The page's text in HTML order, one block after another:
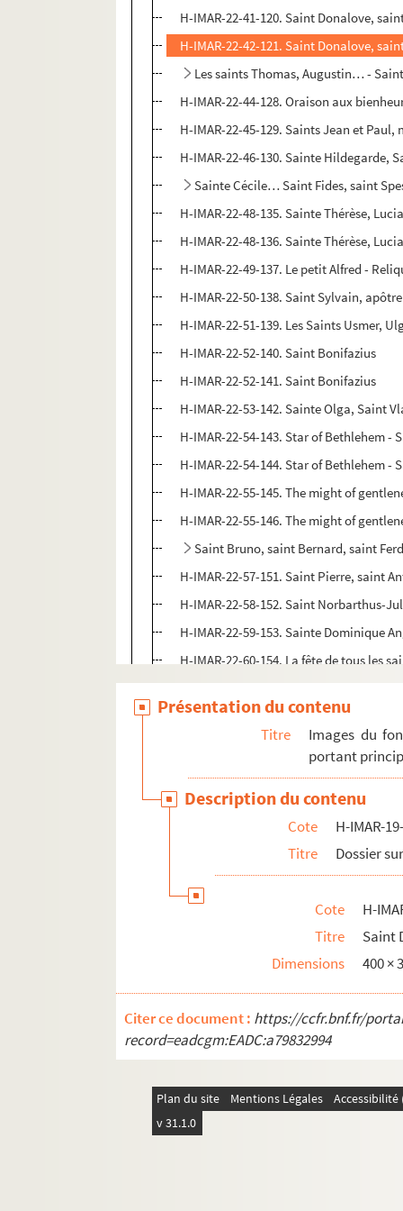
H-IMAR-22-41-120. Saint Donalove,
H-IMAR-22-42-121. Saint Donalove,
Les saints Thomas, Augustin… -
H-IMAR-22-44-128. Oraison aux
H-IMAR-22-45-129. Saints Jean et Paul,
H-IMAR-22-46-130. Sainte Hildegarde,
Sainte Cécile… Saint Fides, saint
H-IMAR-22-48-135. Sainte Thérèse,
H-IMAR-22-48-136. Sainte Thérèse,
H-IMAR-22-49-137. Le petit Alfred -
H-IMAR-22-50-138. Saint Sylvain,
H-IMAR-22-51-139. Les Saints Usmer,
H-IMAR-22-52-140. Saint Bonifazius
H-IMAR-22-52-141. Saint Bonifazius
H-IMAR-22-53-142. Sainte Olga, Saint
H-IMAR-22-54-143. Star of Bethlehem
H-IMAR-22-54-144. Star of Bethlehem
H-IMAR-22-55-145. The might of
H-IMAR-22-55-146. The might of
Saint Bruno, saint Bernard, saint
H-IMAR-22-57-151. Saint Pierre, saint
H-IMAR-22-58-152. Saint Norbarthus-
H-IMAR-22-59-153. Sainte Dominique
H-IMAR-22-60-154. La fête de tous les
H-IMAR-22-60-155. La fête de tous les
H-IMAR-22-60-156. Les bienheureuses
H-IMAR-22-60-157. Les bienheureux
Les patrons de la Jeunesse - Les
H-IMAR-22-63-164. Saint Barthelemy,
H-IMAR-22-64-165. Saint Pather
H-IMAR-22-64-166. Saint Pather
H-IMAR-22-65-167. Les moines de la
H-IMAR-22-65-168. Les moines de la
H-IMAR-22-66-169. Saint Bonifitius
H-IMAR-22-67-170. Les vertus des
H-IMAR-22-67-171. Les vertus des
H-IMAR-22-67-172. Saint Jean, saint
H-IMAR-22-68-174. Saint Thalasse et
H-IMAR-22-68-175. Sainte Syr, Isaie,
Présentation du contenu
Titre
Images du
portant
Description du contenu
Cote
H-IMAR-
Titre
Dossier
Cote
H-
Titre
Saint
Dimensions
400 ×
Citer ce document : https://ccfr.bnf.fr/
record=eadcgm:EADC:a79832994
Plan du site Mentions Légales
v 31.1.0